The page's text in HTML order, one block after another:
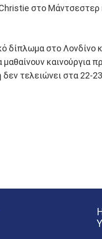
στο
δίπλωμα στο
καινούργια
τελειώνει στα 22-